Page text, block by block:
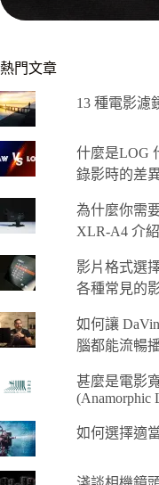
熱門文章
13 種電影濾
什麼是LOG
錄影時的差
為什麼你需
XLR-A4 介紹
影片格式選
各種常見的
如何讓
腦都能流暢
甚麼是電影
(Anamorphic
如何選擇適